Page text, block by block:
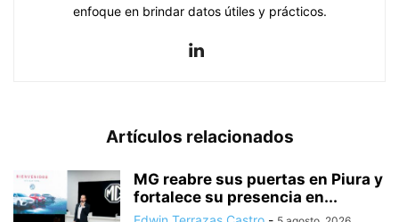
enfoque en brindar datos útiles y prácticos.
Artículos relacionados
MG reabre sus puertas en Piura y
fortalece su presencia en...